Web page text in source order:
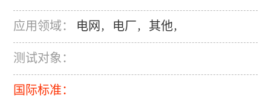
应用领域： 电网 ， 电厂， 其他，
测试对象：
国际标准：